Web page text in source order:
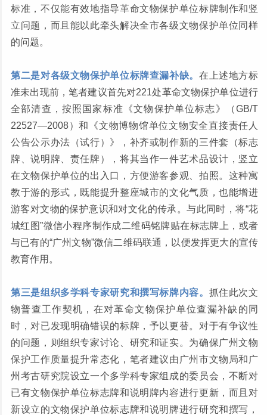
标准，不仅能有效地指导革命文物保护单位标牌制作和竖
立问题，而且能以此牵头解决全市各级文物保护单位同样
的问题。
第二是对各级文物保护单位标牌查漏补缺。 在上述地方标
准未出现前，笔者建议首先对221处革命文物保护单位进行
全部清查，按照国家标准《文物保护单位标志》（GB/T
22527—2008）和《文物博物馆单位文物安全直接责任人
公告公示办法（试行）》，补齐或制作新的三件套（标志
牌、说明牌、责任牌），将其当作一件艺术品设计，竖立
在文物保护单位的出入口，方便游客参观、拍照。这种寓
教于游的形式，既能提升整座城市的文化气质，也能增进
游客对文物的保护意识和对文化的传承。与此同时，将“花
城红图”微信小程序制作成二维码铭牌贴在标志牌上，或者
与已有的“广州文物”微信二维码联通，以便发挥更大的宣传
教育作用。
第三是组织多学科专家研究和撰写标牌内容。 抓住此次文
物普查工作契机，在对革命文物保护单位查漏补缺的同
时，对已发现明确错误的标牌，予以更替。对于有争议性
的问题，则组织专家讨论、研究和证实。为确保广州文物
保护工作质量提升常态化，笔者建议由广州市文物局和广
州考古研究院设立一个多学科专家组成的委员会，不断对
已有文物保护单位标志牌和说明牌内容进行更新，而且对
新设立的文物保护单位标志牌和说明牌进行研究和撰写，